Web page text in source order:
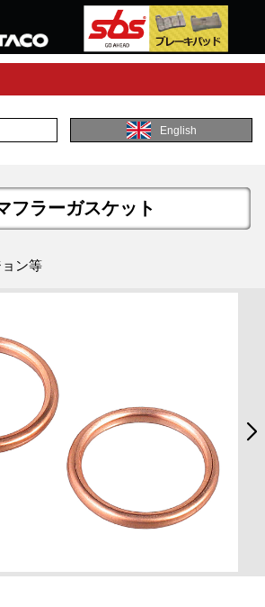
English
フラーガスケット
ン等